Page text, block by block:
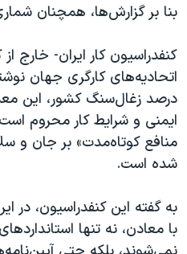
بنا بر گزارش‌ها، همچنان
کنفدراسیون کار ایران- خارج
درصد زغال‌سنگ کشور، این
ایمنی و شرایط کار محروم
منافع کوتاه‌مدت» بر جان و
شده است.
به گفته این کنفدراسیون، در
با معادن، نه تنها